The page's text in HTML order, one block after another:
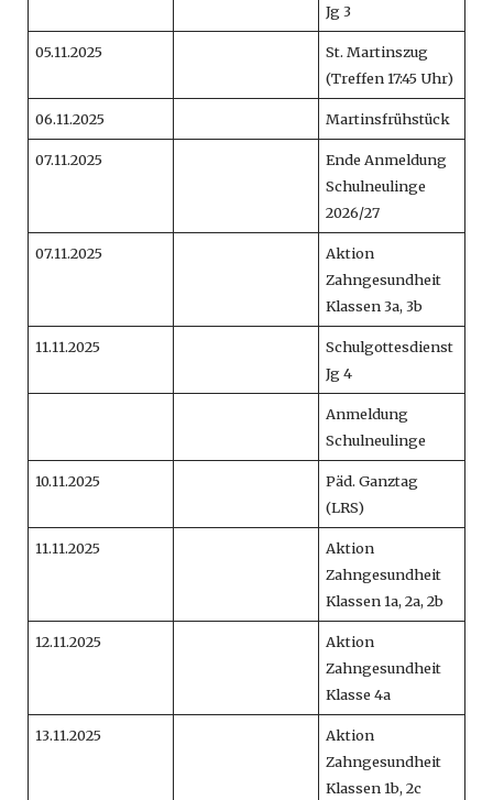
Jg 3
05.11.2025
St. Martinszug
(Treffen 17:45 Uhr)
06.11.2025 Martinsfrühstück
07.11.2025
Ende Anmeldung
Schulneulinge
2026/27
07.11.2025
Aktion
Zahngesundheit
Klassen 3a, 3b
11.11.2025
Schulgottesdienst
Jg 4
Anmeldung
Schulneulinge
10.11.2025
Päd. Ganztag
(LRS)
11.11.2025
Aktion
Zahngesundheit
Klassen 1a, 2a, 2b
12.11.2025
Aktion
Zahngesundheit
Klasse 4a
13.11.2025
Aktion
Zahngesundheit
Klassen 1b, 2c